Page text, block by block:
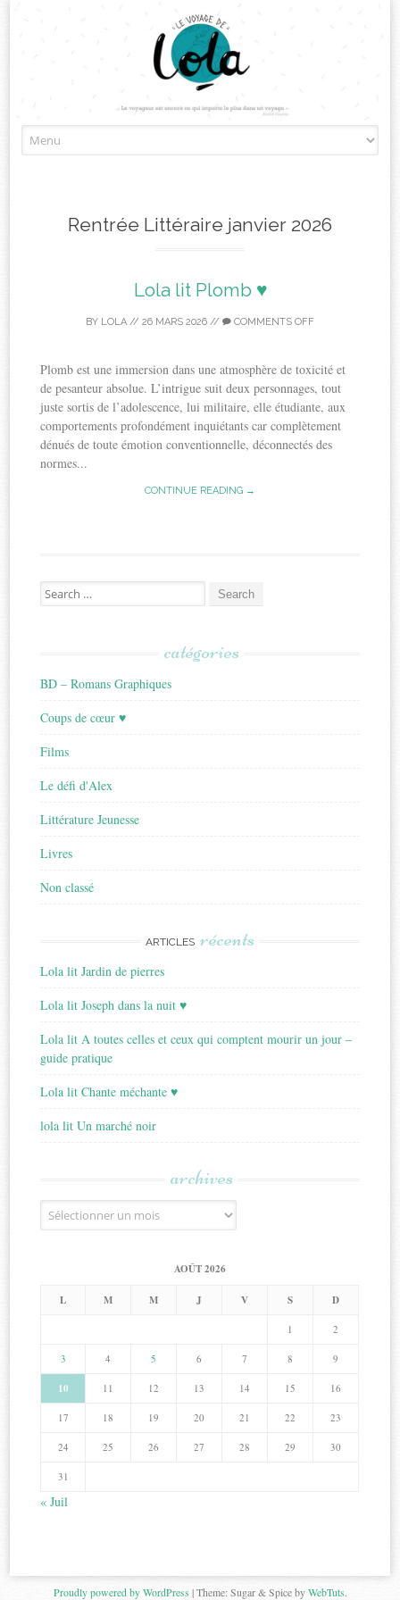
to
Rentrée Littéraire janvier 2026
Lola lit Plomb ♥
BY LOLA // 26 MARS 2026 // COMMENTS OFF
Plomb est une immersion dans une atmosphère de toxicité et
de pesanteur absolue. L’intrigue suit deux personnages, tout
juste sortis de l’adolescence, lui militaire, elle étudiante, aux
comportements profondément inquiétants car complètement
dénués de toute émotion conventionnelle, déconnectés des
normes...
CONTINUE READING →
Search
for:
catégories
BD – Romans Graphiques
Coups de cœur ♥
Films
Le défi d'Alex
Littérature Jeunesse
Livres
Non classé
ARTICLES récents
Lola lit Jardin de pierres
Lola lit Joseph dans la nuit ♥
Lola lit A toutes celles et ceux qui comptent mourir un jour –
guide pratique
Lola lit Chante méchante ♥
lola lit Un marché noir
archives
Archives
AOÛT 2026
L M M J V S D
1 2
3 4 5 6 7 8 9
10 11 12 13 14 15 16
17 18 19 20 21 22 23
24 25 26 27 28 29 30
31
« Juil
Proudly powered by WordPress |Theme: Sugar & Spice byWebTuts.